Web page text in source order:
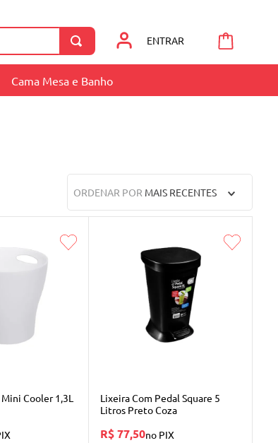
ENTRAR
Cama Mesa e Banho
ORDENAR POR MAIS RECENTES
Cooler 1,3L
Lixeira Com Pedal Square 5
Litros Preto Coza
R$ 77,50no PIX